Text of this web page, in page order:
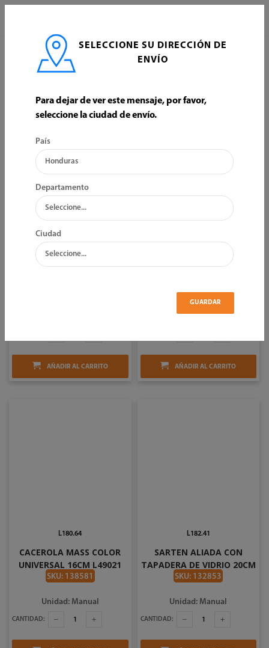
SARTEN ALIADA DE 24CM
L176.15
AÑADIR AL CARRITO
UNION PVC UNIVERSAL DE
SKU: 102149
AÑADIR AL CARRITO
CACEROLA MASS COLOR
UNIVERSAL 16CM L49021
SKU: 138581
L180.64
Unidad: Manual
CANTIDAD:
SARTEN ALIADA CON
TAPADERA DE VIDRIO 20CM
UNIVERSAL L39315
SKU: 132853
L182.41
Unidad: Manual
CANTIDAD:
SELECCIONE SU DIRECCIÓN DE
ENVÍO
Para dejar de ver este mensaje, por favor,
seleccione la ciudad de envío.
País
Departamento
Ciudad
GUARDAR